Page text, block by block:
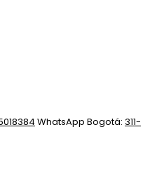
WhatsApp Bogotá: 311-